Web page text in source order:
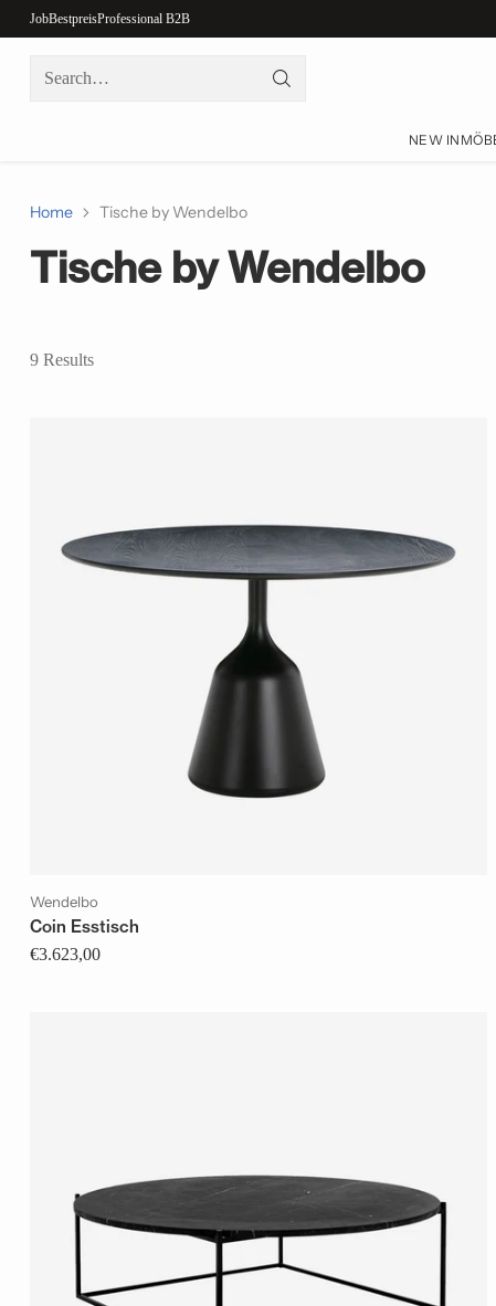
JobBestpreisProfessional B2B
Search…
NEW IN
Home Tische by Wendelbo
Tische by Wendelbo
9 Results
Wendelbo
Coin Esstisch
€3.623,00